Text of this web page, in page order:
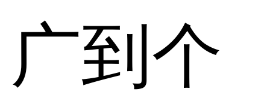
广到个